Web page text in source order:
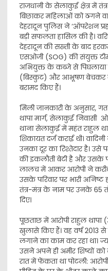
राजधानी के सेलाकुई क्षेत्र में
बिछाकर महिलाओं को ठगने
देहरादून पुलिस ने ‘ऑपरेशन
बड़ी सफलता हासिल की है।
देहरादून की सख्ती के बाद
एसओजी (SOG) की संयुक्त
अभियुक्त के कब्जे से पिघलाया
(बिस्कुट) और आभूषण बेचकर
बरामद किए हैं।
​मिली जानकारी के अनुसार,
थापा मार्ग, सेलाकुई
थाना सेलाकुई में महंत राहुल
शिकायत दर्ज कराई थी।
उनका दूर का रिश्तेदार है। उसे
की इकलौती बेटी है और उसके
लालच में आकर आरोपी ने
उसके परिवार पर भारी
तंत्र-मंत्र के नाम पर उनके
दिए।
​पूछताछ में आरोपी राहुल थापा
खुलासे किए हैं। वह वर्ष 2013
लगाने का काम कर रहा था।
उसने अपने ही अमीर शिष्यों
​रात में फेंकता था पोटली: